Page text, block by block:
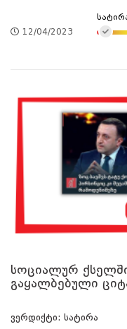
12/04/2023
სოციალურ
გაყალბებული
ვერდიქტი: სატირა